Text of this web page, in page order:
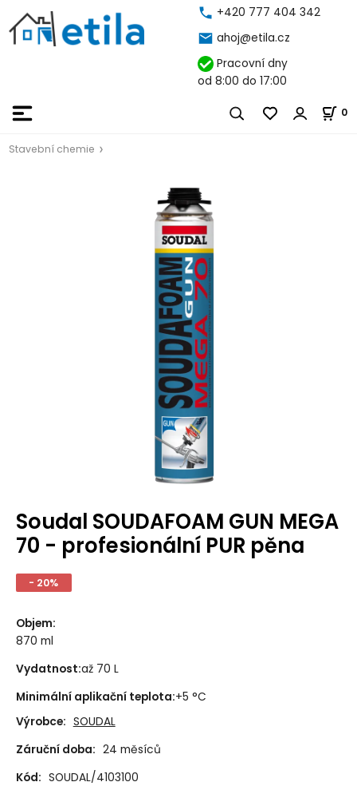
+420 777 404 342
ahoj@etila.cz
Pracovní dny
od 8:00 do 17:00
0
Stavební chemie
Soudal SOUDAFOAM GUN MEGA
70 - profesionální PUR pěna
- 20%
Objem:
870 ml
Vydatnost:až 70 L
Minimální aplikační teplota:+5 °C
Výrobce: SOUDAL
Záruční doba: 24 měsíců
Kód: SOUDAL/4103100